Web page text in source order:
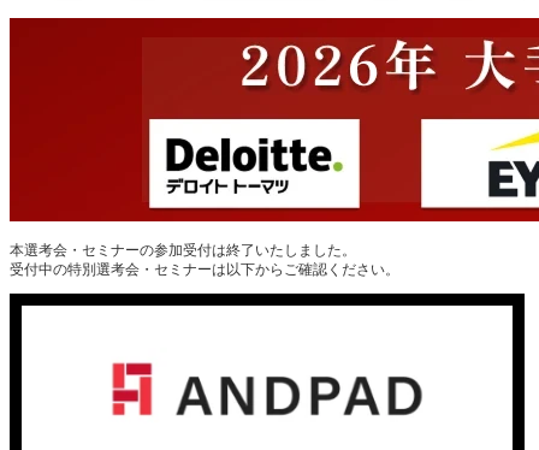
本選考会・セミナーの参加受付は終了いたしました。
受付中の特別選考会・セミナーは以下からご確認ください。